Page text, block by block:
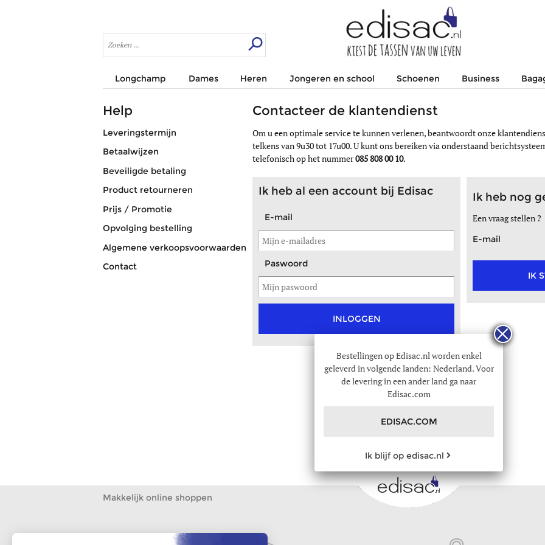
Longchamp Dames Heren Jongeren en school Schoenen Business
Help
Leveringstermijn
Betaalwijzen
Beveiligde betaling
Product retourneren
Prijs / Promotie
Opvolging bestelling
Algemene verkoopsvoorwaarden
Contact
Contacteer de klantendienst
Om u een optimale service te kunnen verlenen, beantwoordt onze
telkens van 9u30 tot 17u00. U kunt ons bereiken via onderstaand
telefonisch op het nummer085 808 00 10.
Ik heb al een account bij Edisac
E-mail
Paswoord
INLOGGEN
Ik heb nog
Een vraag stellen ?
E-mail
IK
Makkelijk online shoppen
Bestellingen op Edisac.nl worden enkel
geleverd in volgende landen: Nederland. Voor
de levering in een ander land ga naar
Edisac.com
EDISAC.COM
Ik blijf op edisac.nl